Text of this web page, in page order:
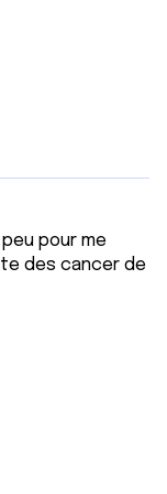
pour me
des cancer de